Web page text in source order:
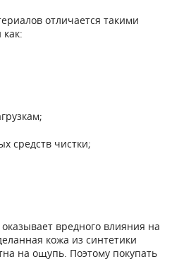
отличается такими
средств чистки;
вредного влияния на
кожа из синтетики
на ощупь. Поэтому покупать